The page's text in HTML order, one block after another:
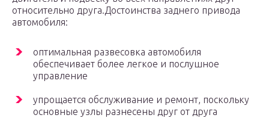
относительно друга.Достоинства заднего привода
автомобиля:
оптимальная развесовка автомобиля
обеспечивает более легкое и послушное
управление
упрощается обслуживание и ремонт, поскольку
основные узлы разнесены друг от друга